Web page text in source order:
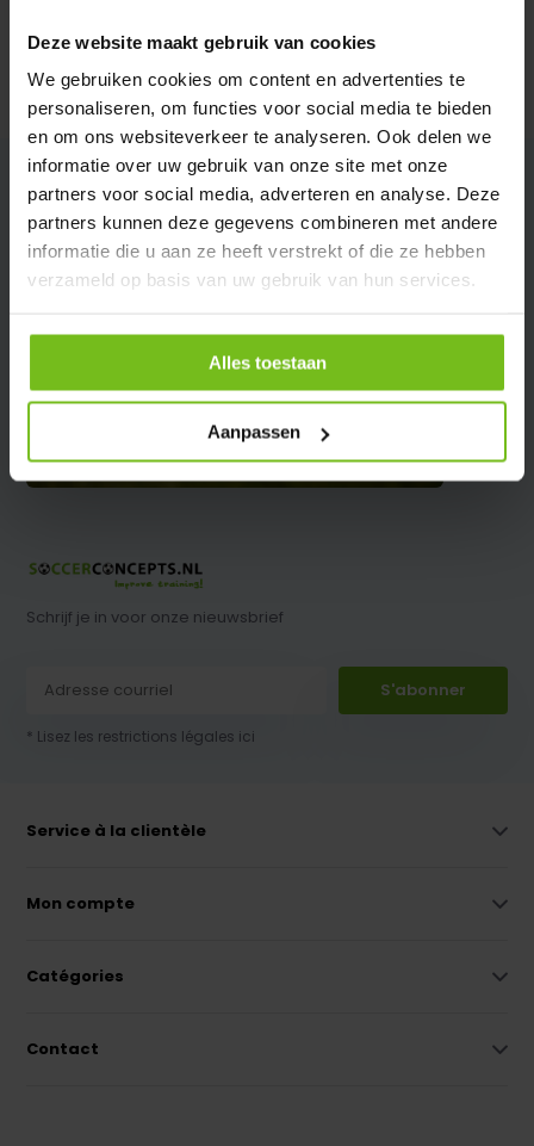
Deze website maakt gebruik van cookies
We gebruiken cookies om content en advertenties te
personaliseren, om functies voor social media te bieden
en om ons websiteverkeer te analyseren. Ook delen we
informatie over uw gebruik van onze site met onze
partners voor social media, adverteren en analyse. Deze
partners kunnen deze gegevens combineren met andere
informatie die u aan ze heeft verstrekt of die ze hebben
verzameld op basis van uw gebruik van hun services.
Alles toestaan
Aanpassen
Schrijf je in voor onze nieuwsbrief
S'abonner
* Lisez les restrictions légales ici
Service à la clientèle
Mon compte
Catégories
Contact